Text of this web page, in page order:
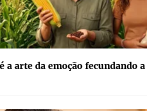
a arte da emoção fecundando a